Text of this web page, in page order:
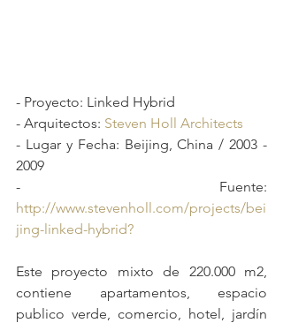
- Proyecto: Linked Hybrid
- Arquitectos: Steven Holl Architects
- Lugar y Fecha: Beijing, China / 2003 -
2009
http://www.stevenholl.com/projects/bei
jing-linked-hybrid?
Este proyecto mixto de 220.000 m2,
contiene apartamentos, espacio
publico verde, comercio, hotel, jardín